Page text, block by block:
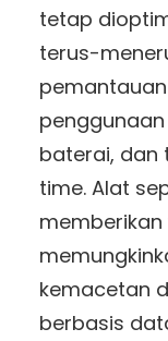
tetap
terus-
baterai, dan
time. Alat
kemacetan
berbasis